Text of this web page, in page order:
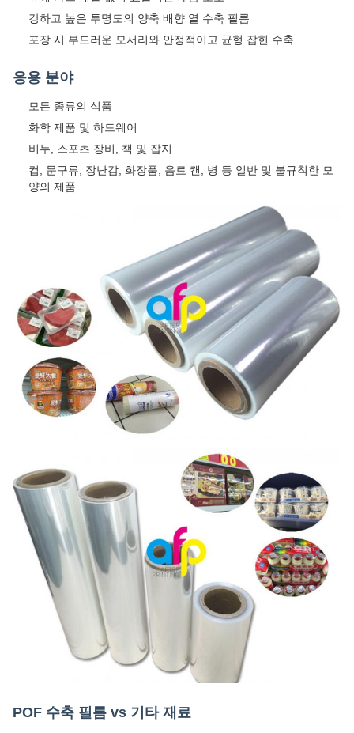
강하고 높은 투명도의 양축 배향 열 수축 필름
포장 시 부드러운 모서리와 안정적이고 균형 잡힌 수축
응용 분야
모든 종류의 식품
화학 제품 및 하드웨어
비누, 스포츠 장비, 책 및 잡지
컵, 문구류, 장난감, 화장품, 음료 캔, 병 등 일반 및 불규칙한 모
양의 제품
POF 수축 필름 vs 기타 재료